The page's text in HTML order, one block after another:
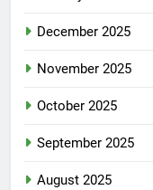
December 2025
November 2025
October 2025
September 2025
August 2025